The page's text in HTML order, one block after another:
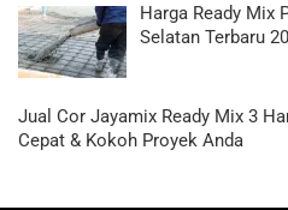
Harga Ready Mix
Selatan Terbaru
Jual Cor Jayamix Ready Mix 3
Cepat & Kokoh Proyek Anda